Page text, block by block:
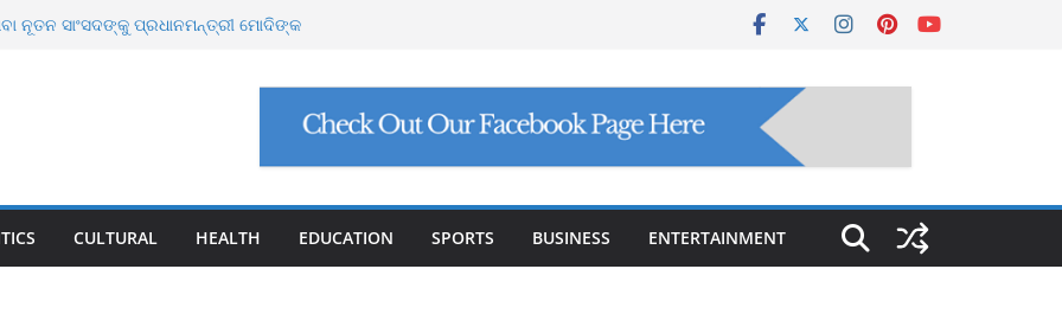
ନୂତନ ସାଂସଦଙ୍କୁ ପ୍ରଧାନମନ୍ତ୍ରୀ ମୋଦିଙ୍କ
୩ ବିଶେଷଜ୍ଞଙ୍କ ବିରୋଧରେ ଗୁରୁତର
ଘୂର୍ଣ୍ଣିବଳୟ, ଉପକୂଳ ଓଡ଼ିଶାକୁ
୬୪୮ କୋଟି ନିବେଶ ପ୍ରସ୍ତାବ, ସୃଷ୍ଟି ହେବ
CULTURAL HEALTH EDUCATION SPORTS BUSINESS ENTERTAINMENT